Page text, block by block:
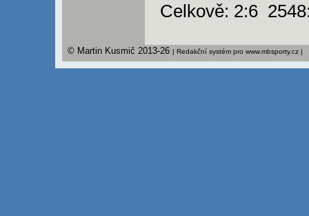
Celkově: 2:6
© Martin Kusmič 2013-26 | Redakční systém pro www.mbsporty.cz |